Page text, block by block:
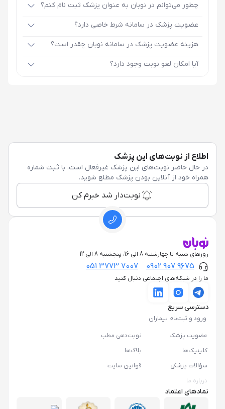
چطور می‌توانم در نوبان به عنوان پزشک ثبت نام کنم؟
عضویت پزشک در سامانه شرط خاصی دارد؟
هزینه عضویت پزشک در سامانه نوبان چقدر است؟
آیا امکان لغو نوبت وجود دارد؟
اطلاع از نوبت‌های این پزشک
در حال حاضر نوبت‌های این پزشک غیرفعال است. با ثبت شماره
همراه خود از آنلاین بودن پزشک مطلع شوید.
نوبت‌دار شد خبرم کن
روزهای شنبه تا چهارشنبه 8 الی 16، پنجشنبه 8 الی 12
0902 907 9675
051 3773 7007
ما را در شبکه‌های اجتماعی دنبال کنید
دسترسی سریع
ورود و ثبت‌نام بیماران
عضویت پزشک
نوبت‌دهی مطب
کلینیک‌ها
بلاگ‌ها
سؤالات پزشکی
قوانین سایت
درباره ما
نمادهای اعتماد